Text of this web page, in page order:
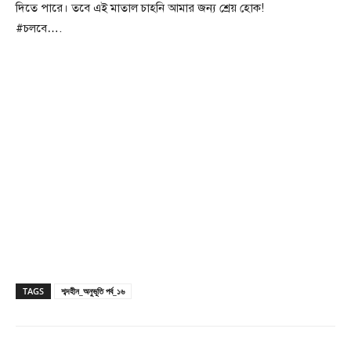
দিতে পারে। তবে এই মাতাল চাহনি আমার জন্য শ্রেয় হোক!
#চলবে….
TAGS শব্দহীন_অনুভূতি পর্ব_১৬